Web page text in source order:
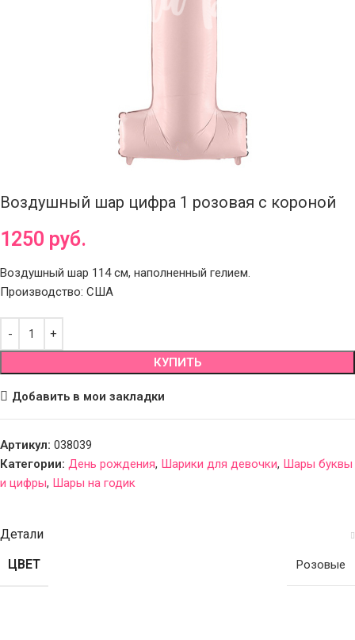
Воздушный шар цифра 1 розовая с короной
1250 руб.
Воздушный шар 114 см, наполненный гелием.
Производство: США
КУПИТЬ
Добавить в мои закладки
Артикул: 038039
Категории: День рождения, Шарики для девочки, Шары буквы
и цифры, Шары на годик
Детали
ЦВЕТ
Розовые